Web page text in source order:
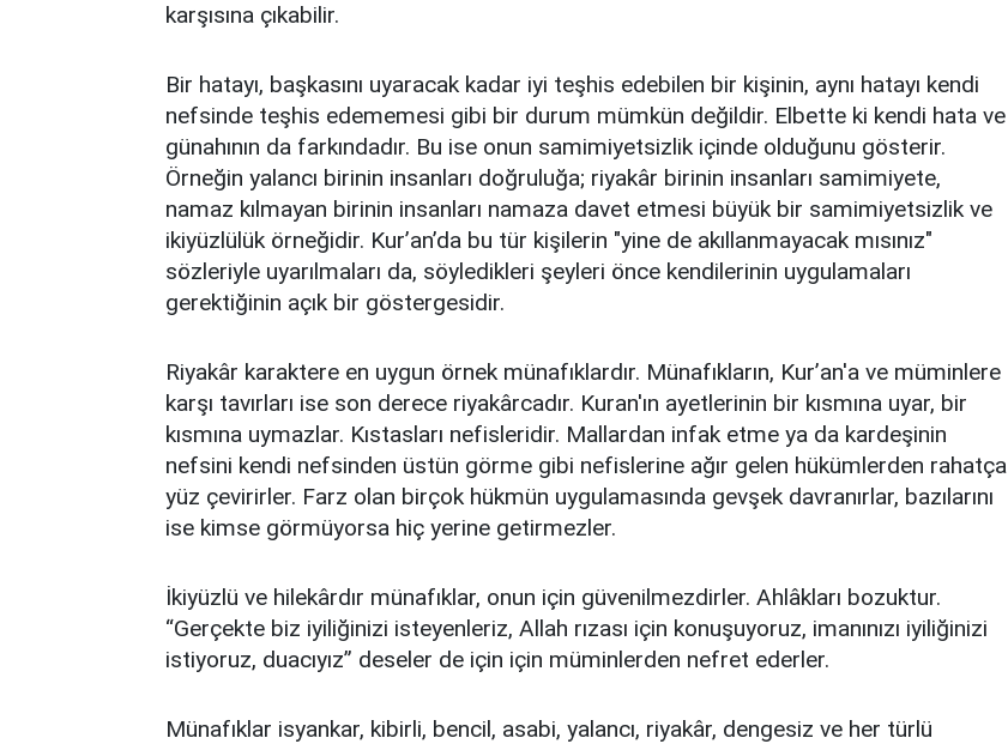
karşısına çıkabilir.
Bir hatayı, başkasını uyaracak kadar iyi teşhis edebilen bir kişinin, aynı hatayı kendi
nefsinde teşhis edememesi gibi bir durum mümkün değildir. Elbette ki kendi hata ve
günahının da farkındadır. Bu ise onun samimiyetsizlik içinde olduğunu gösterir.
Örneğin yalancı birinin insanları doğruluğa; riyakâr birinin insanları samimiyete,
namaz kılmayan birinin insanları namaza davet etmesi büyük bir samimiyetsizlik ve
ikiyüzlülük örneğidir. Kur’an’da bu tür kişilerin "yine de akıllanmayacak mısınız"
sözleriyle uyarılmaları da, söyledikleri şeyleri önce kendilerinin uygulamaları
gerektiğinin açık bir göstergesidir.
Riyakâr karaktere en uygun örnek münafıklardır. Münafıkların, Kur’an'a ve müminlere
karşı tavırları ise son derece riyakârcadır. Kuran'ın ayetlerinin bir kısmına uyar, bir
kısmına uymazlar. Kıstasları nefisleridir. Mallardan infak etme ya da kardeşinin
nefsini kendi nefsinden üstün görme gibi nefislerine ağır gelen hükümlerden rahatça
yüz çevirirler. Farz olan birçok hükmün uygulamasında gevşek davranırlar, bazılarını
ise kimse görmüyorsa hiç yerine getirmezler.
İkiyüzlü ve hilekârdır münafıklar, onun için güvenilmezdirler. Ahlâkları bozuktur.
“Gerçekte biz iyiliğinizi isteyenleriz, Allah rızası için konuşuyoruz, imanınızı iyiliğinizi
istiyoruz, duacıyız” deseler de için için müminlerden nefret ederler.
Münafıklar isyankar, kibirli, bencil, asabi, yalancı, riyakâr, dengesiz ve her türlü